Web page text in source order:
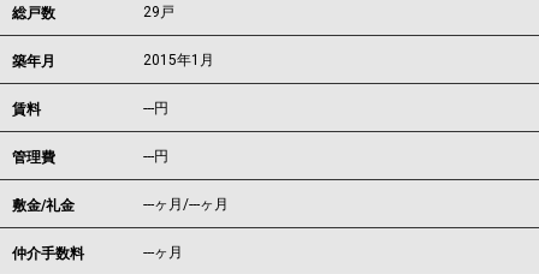
総戸数 29戸
築年月 2015年1月
賃料 ---円
管理費 ---円
敷金/礼金 ---ヶ月/---ヶ月
仲介手数料 ---ヶ月